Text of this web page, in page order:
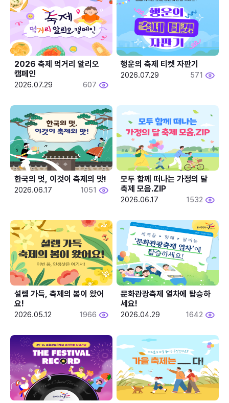
2026 축제 먹거리 알리오
캠페인
2026.07.29 607
행운의 축제 티켓 자판기
2026.07.29 571
한국의 멋, 이것이 축제의 맛!
2026.06.17 1051
모두 함께 떠나는 가정의 달
축제 모음.ZIP
2026.06.17 1532
설렘 가득, 축제의 봄이 왔어
요!
2026.05.12 1966
문화관광축제 열차에 탑승하
세요!
2026.04.29 1642